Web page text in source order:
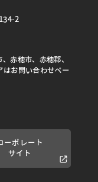
2
赤穂市、赤穂郡、
お問い合わせペー
ーポレート
サイト